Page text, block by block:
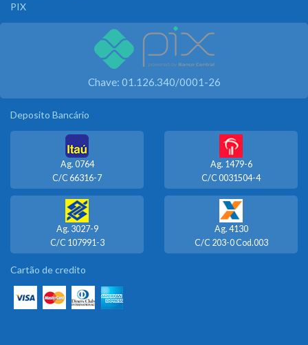
PIX
Chave: 01.126.340/0001-26
Deposito Bancário
Ag. 0764
C/C 66316-7
Ag. 1479-6
C/C 0031504-4
Ag. 3027-9
C/C 107991-3
Ag. 4130
C/C 203-0 Cod.003
Cartão de credito